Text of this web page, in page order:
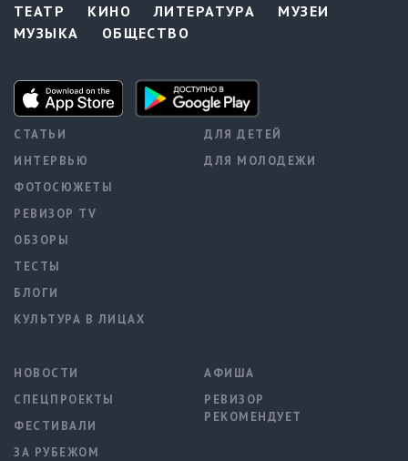
ТЕАТР КИНО ЛИТЕРАТУРА
МУЗЕИ
МУЗЫКА
ОБЩЕСТВО
СТАТЬИ
ИНТЕРВЬЮ
ФОТОСЮЖЕТЫ
РЕВИЗОР TV
ОБЗОРЫ
ТЕСТЫ
БЛОГИ
КУЛЬТУРА В ЛИЦАХ
ДЛЯ ДЕТЕЙ
ДЛЯ МОЛОДЕЖИ
НОВОСТИ
СПЕЦПРОЕКТЫ
ФЕСТИВАЛИ
ЗА РУБЕЖОМ
АФИША
РЕВИЗОР
РЕКОМЕНДУЕТ